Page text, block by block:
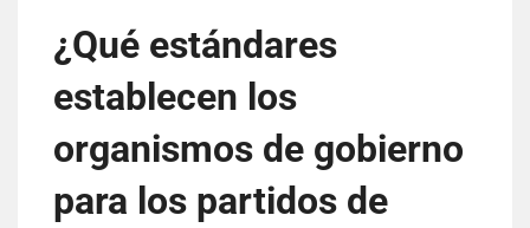
¿Qué estándares
establecen los
organismos de gobierno
para los partidos de